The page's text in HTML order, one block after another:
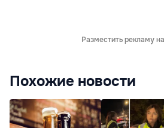
Разместить рекламу
Похожие новости